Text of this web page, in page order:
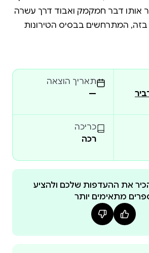
אותו דבר חמקמק ואבוד דרך עשרה
בזה, המתרחשים בבסיס הטירונות
סיפורים בהם האוויר כבד
או לחיבור אנושי, משתוקקות לבית
הכול וכולם ספוגי ייאוש ותשישות,
— החייל היוצא אל עבר
לוע של רובה אל תוך פיו — כולם,
כאב חשוף, עירום תחת השמש חסרת
לברוח. יונתן אנגלנדר הוא רכז
הקולנוע והטלוויזיה של המהדורה
ב"הארץ". הוא כותב באופן תדיר
וב"ספרים". סיפורים קצרים שלו
במדור "תרבות וספרות" של
תאריך הוצאה
—
כריכה
רכה
את ההעדפות שלכם ולהציע
מתאימים יותר